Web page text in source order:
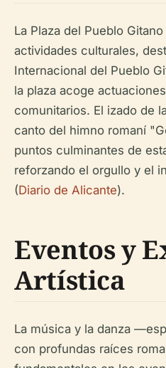
La Plaza del Pueblo
actividades culturales,
Internacional del Pueblo
la plaza acoge
comunitarios. El izado de
canto del himno romaní
puntos culminantes de
reforzando el orgullo y el
(Diario de Alicante).
Eventos y
Artística
La música y la danza
con profundas raíces